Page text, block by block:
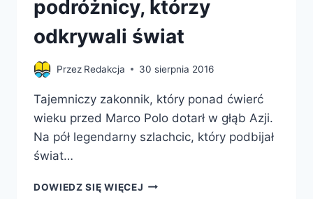
podróżnicy, którzy
odkrywali świat
Przez Redakcja 30 sierpnia 2016
Tajemniczy zakonnik, który ponad ćwierć
wieku przed Marco Polo dotarł w głąb Azji.
Na pół legendarny szlachcic, który podbijał
świat…
DOWIEDZ SIĘ WIĘCEJ WIELCY